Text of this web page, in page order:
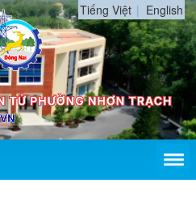
Tiếng Việt English